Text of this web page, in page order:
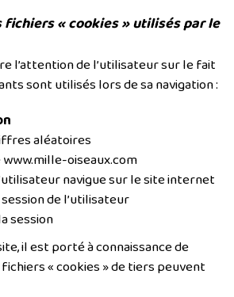
fichiers « cookies » utilisés par le
l’attention de l’utilisateur sur le fait
sont utilisés lors de sa navigation :
aléatoires
oiseaux.com
navigue sur le site internet
de l’utilisateur
session
il est porté à connaissance de
« cookies » de tiers peuvent